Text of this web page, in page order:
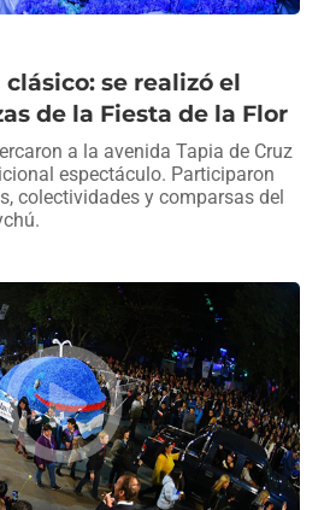
se realizó el
de la Fiesta de la Flor
a la avenida Tapia de Cruz
espectáculo. Participaron
colectividades y comparsas del